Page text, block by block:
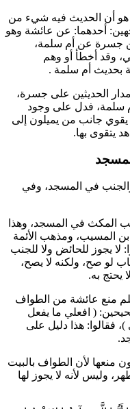
هو أن الحديث فيه شيء من
أحدهما: عن عائشة وهو
جسرة عن أم سلمة،
، وقد أخطأ أو وهم
بحديث أم سلمة .
الحديثين على جسرة،
سلمة، فدل على وجود
يقوي جانب من يميلون إلى
يتقوى بها.
في المسجد، وفي
المكث في المسجد، وهذا
المسيب، ومذهب الأئمة
لا يجوز للحائض ولا للجنب
لو صح، ولكنه لا يصح،
يحتج به.
منع عائشة من الطواف
( افعلي ما يفعل
)، فقالوا: هذا دليل على
منعها لأن الطواف بالبيت
وليس لأنه لا يجوز لها